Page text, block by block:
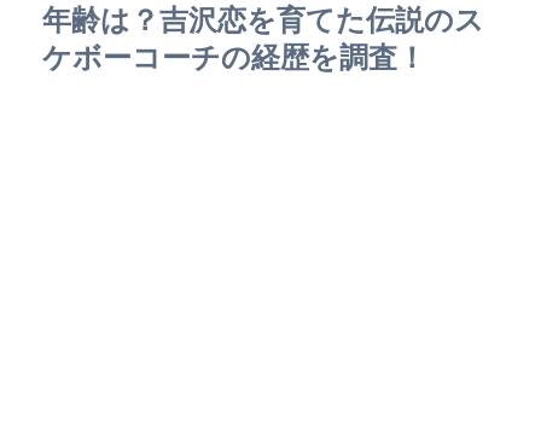
年齢は？吉沢恋を育てた伝説のス
ケボーコーチの経歴を調査！